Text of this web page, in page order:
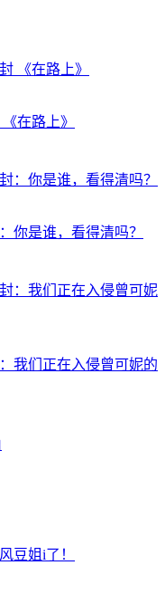
在路上》
你是谁，看得清吗？
我们正在入侵曾可妮的